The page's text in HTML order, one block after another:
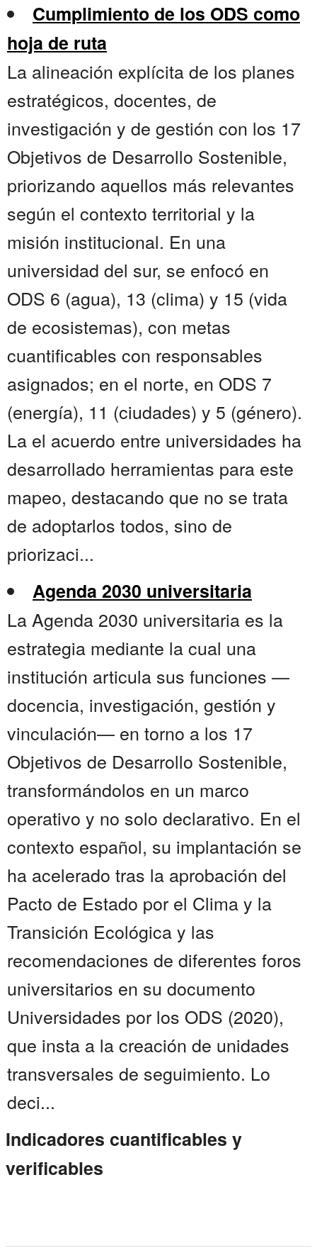
Cumplimiento de los ODS como
hoja de ruta
La alineación explícita de los planes
estratégicos, docentes, de
investigación y de gestión con los 17
Objetivos de Desarrollo Sostenible,
priorizando aquellos más relevantes
según el contexto territorial y la
misión institucional. En una
universidad del sur, se enfocó en
ODS 6 (agua), 13 (clima) y 15 (vida
de ecosistemas), con metas
cuantificables con responsables
asignados; en el norte, en ODS 7
(energía), 11 (ciudades) y 5 (género).
La el acuerdo entre universidades ha
desarrollado herramientas para este
mapeo, destacando que no se trata
de adoptarlos todos, sino de
priorizaci...
Agenda 2030 universitaria
La Agenda 2030 universitaria es la
estrategia mediante la cual una
institución articula sus funciones —
docencia, investigación, gestión y
vinculación— en torno a los 17
Objetivos de Desarrollo Sostenible,
transformándolos en un marco
operativo y no solo declarativo. En el
contexto español, su implantación se
ha acelerado tras la aprobación del
Pacto de Estado por el Clima y la
Transición Ecológica y las
recomendaciones de diferentes foros
universitarios en su documento
Universidades por los ODS (2020),
que insta a la creación de unidades
transversales de seguimiento. Lo
deci...
Indicadores cuantificables y
verificables